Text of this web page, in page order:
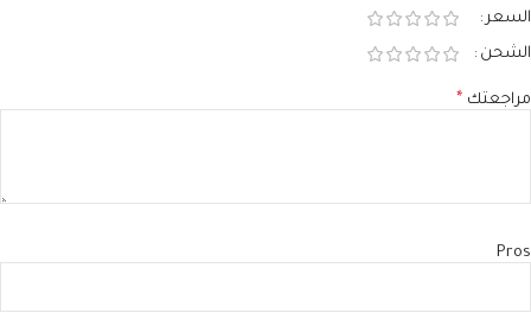
السعر
الشحن
مراجعتك *
Pros